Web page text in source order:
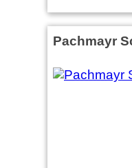
Pachmayr